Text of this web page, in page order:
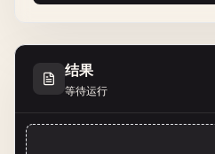
结果
等待运行